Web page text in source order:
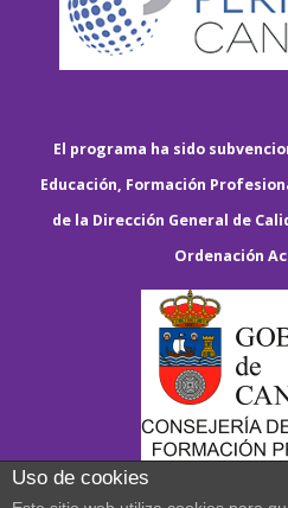
El programa ha sido
Educación, Formación
de la Dirección General de
Ordenación
Uso de cookies